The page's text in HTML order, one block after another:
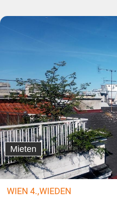
Mieten
WIEN 4.,WIEDEN